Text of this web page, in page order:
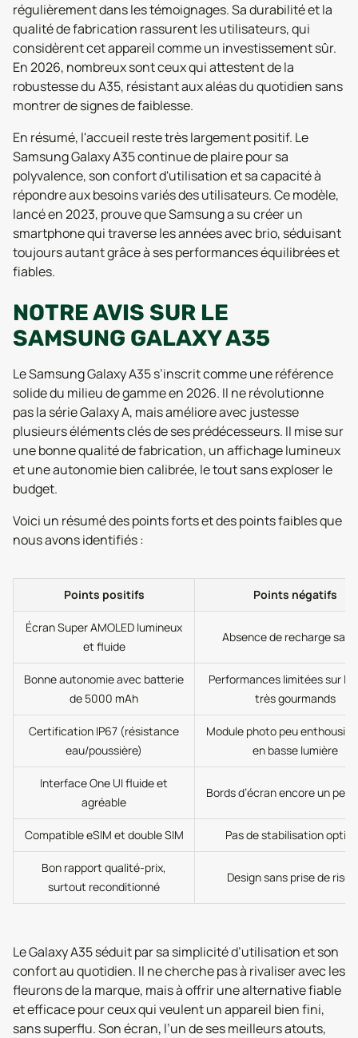
régulièrement dans les témoignages. Sa durabilité et la
qualité de fabrication rassurent les utilisateurs, qui
considèrent cet appareil comme un investissement sûr.
En 2026, nombreux sont ceux qui attestent de la
robustesse du A35, résistant aux aléas du quotidien sans
montrer de signes de faiblesse.
En résumé, l'accueil reste très largement positif. Le
Samsung Galaxy A35 continue de plaire pour sa
polyvalence, son confort d'utilisation et sa capacité à
répondre aux besoins variés des utilisateurs. Ce modèle,
lancé en 2023, prouve que Samsung a su créer un
smartphone qui traverse les années avec brio, séduisant
toujours autant grâce à ses performances équilibrées et
fiables.
NOTRE AVIS SUR LE
SAMSUNG GALAXY A35
Le Samsung Galaxy A35 s’inscrit comme une référence
solide du milieu de gamme en 2026. Il ne révolutionne
pas la série Galaxy A, mais améliore avec justesse
plusieurs éléments clés de ses prédécesseurs. Il mise sur
une bonne qualité de fabrication, un affichage lumineux
et une autonomie bien calibrée, le tout sans exploser le
budget.
Voici un résumé des points forts et des points faibles que
nous avons identifiés :
Points positifs Points négatifs
Écran Super AMOLED lumineux
et fluide
Absence de recharge
Bonne autonomie avec batterie
de 5000 mAh
Performances limitées sur
très gourmands
Certification IP67 (résistance
eau/poussière)
Module photo peu
en basse lumière
Interface One UI fluide et
agréable
Bords d’écran encore un peu
Compatible eSIM et double SIM Pas de stabilisation
Bon rapport qualité-prix,
surtout reconditionné
Design sans prise de
Le Galaxy A35 séduit par sa simplicité d’utilisation et son
confort au quotidien. Il ne cherche pas à rivaliser avec les
fleurons de la marque, mais à offrir une alternative fiable
et efficace pour ceux qui veulent un appareil bien fini,
sans superflu. Son écran, l’un de ses meilleurs atouts,